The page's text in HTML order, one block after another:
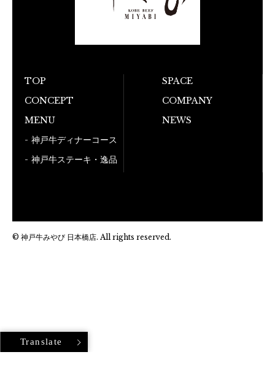
TOP
CONCEPT
MENU
神戸牛ディナーコース
神戸牛ステーキ・逸品
SPACE
COMPANY
NEWS
© 神戸牛みやび 日本橋店. All rights reserved.
Translate